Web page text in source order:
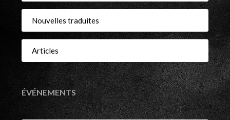
Nouvelles traduites
Articles
ÉVÉNEMENTS